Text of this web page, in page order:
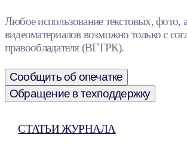
Любое использование текстовых, фото,
видеоматериалов возможно только с
правообладателя (ВГТРК).
Сообщить об опечатке
Обращение в техподдержку
СТАТЬИ ЖУРНАЛА